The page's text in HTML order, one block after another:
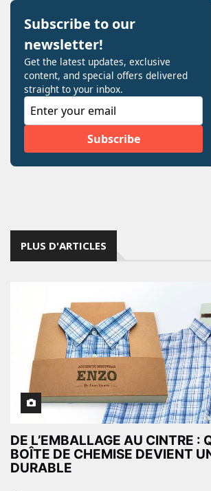
PLUS D'ARTICLES
DE L’EMBALLAGE AU CINTRE :
BOÎTE DE CHEMISE DEVIENT
DURABLE